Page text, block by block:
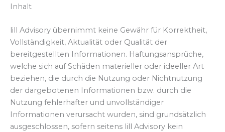
Inhalt
lill Advisory übernimmt keine Gewähr für Korrektheit,
Vollständigkeit, Aktualität oder Qualität der
bereitgestellten Informationen. Haftungsansprüche,
welche sich auf Schäden materieller oder ideeller Art
beziehen, die durch die Nutzung oder Nichtnutzung
der dargebotenen Informationen bzw. durch die
Nutzung fehlerhafter und unvollständiger
Informationen verursacht wurden, sind grundsätzlich
ausgeschlossen, sofern seitens lill Advisory kein